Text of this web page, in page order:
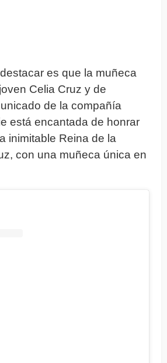
es que la muñeca
Celia Cruz y de
de la compañía
está encantada de honrar
inimitable Reina de la
con una muñeca única en